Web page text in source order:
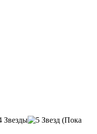
(Пока